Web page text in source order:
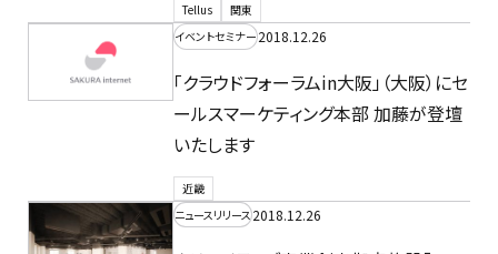
Tellus
関東
イベントセミナー2018.12.26
「クラウドフォーラムin大阪」（大阪）にセ
ールスマーケティング本部 加藤が登壇
いたします
近畿
ニュースリリース2018.12.26